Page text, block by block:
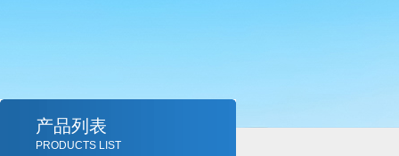
产品列表
PRODUCTS LIST